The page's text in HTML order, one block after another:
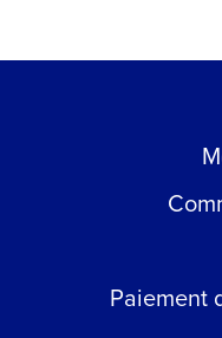
Paiement